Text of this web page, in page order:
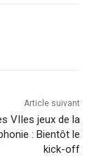
Article suivant
VIIes jeux de la
: Bientôt le
kick-off